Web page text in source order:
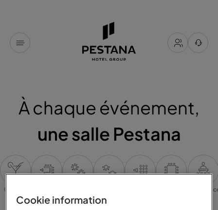
À chaque événement,
une salle Pestana
Cocktail
Cookie information